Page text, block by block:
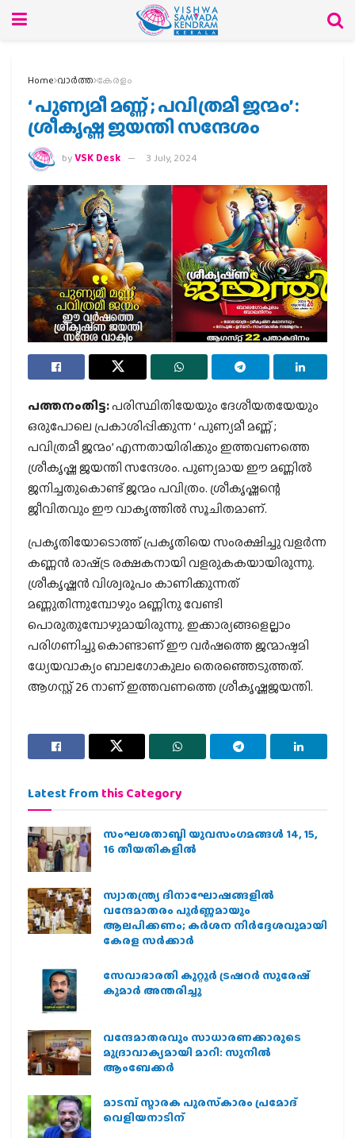
Home വാര്‍ത്ത കേരളം
‘ പുണ്യമീ മണ്ണ് ; പവിത്രമീ ജന്മം’ :
ശ്രീകൃഷ്ണ ജയന്തി സന്ദേശം
byVSK Desk 3 July, 2024
പത്തനംതിട്ട:പരിസ്ഥിതിയേയും ദേശീയതയേയും
ഒരുപോലെ പ്രകാശിപ്പിക്കുന്ന ‘ പുണ്യമീ മണ്ണ് ;
പവിത്രമീ ജന്മം’ എന്നതായിരിക്കും ഇത്തവണത്തെ
ശ്രീകൃഷ്ണ ജയന്തി സന്ദേശം. പുണ്യമായ ഈ മണ്ണില്‍
ജനിച്ചതുകൊണ്ട് ജന്മം പവിത്രം. ശ്രീകൃഷ്ണന്റെ
ജീവിതവും ഈ വാകൃത്തില്‍ സൂചിതമാണ്.
പ്രകൃതിയോടൊത്ത് പ്രകൃതിയെ സംരക്ഷിച്ചു വളര്‍ന്ന
കണ്ണന്‍ രാഷ്‌ട്ര രക്ഷകനായി വളരുകകയായിരുന്നു.
ശ്രീകൃഷ്ണന്‍ വിശ്വരൂപം കാണിക്കുന്നത്
മണ്ണുതിന്നുമ്പോഴും മണ്ണിനു വേണ്ടി
പൊരുതുമ്പോഴുമായിരുന്നു. ഇക്കാര്യങ്ങളെല്ലാം
പരിഗണിച്ചു കൊണ്ടാണ് ഈ വര്‍ഷത്തെ ജന്മാഷ്ടമി
ധ്യേയവാക്യം ബാലഗോകുലം തെരഞ്ഞെടുത്തത്.
ആഗസ്റ്റ് 26 നാണ് ഇത്തവണത്തെ ശ്രീകൃഷ്ണജയന്തി.
Latest from this Category
സംഘശതാബ്ദി യുവസംഗമങ്ങള്‍ 14, 15,
16 തീയതികളില്‍
സ്വാതന്ത്ര്യ ദിനാഘോഷങ്ങളിൽ
വന്ദേമാതരം പൂർണ്ണമായും
ആലപിക്കണം; കർശന നിർദ്ദേശവുമായി
കേരള സർക്കാർ
സേവാഭാരതി കുറ്റൂർ ട്രഷറർ സുരേഷ്
കുമാർ അന്തരിച്ചു
വന്ദേമാതരവും സാധാരണക്കാരുടെ
മുദ്രാവാക്യമായി മാറി: സുനിൽ
ആംബേക്കർ
മാടമ്പ് സ്മാരക പുരസ്‌കാരം പ്രമോദ്
വെളിയനാടിന്